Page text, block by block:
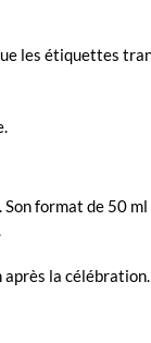
les étiquettes
format de 50
la